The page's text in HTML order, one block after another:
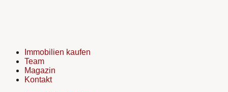
Immobilien kaufen
Team
Magazin
Kontakt